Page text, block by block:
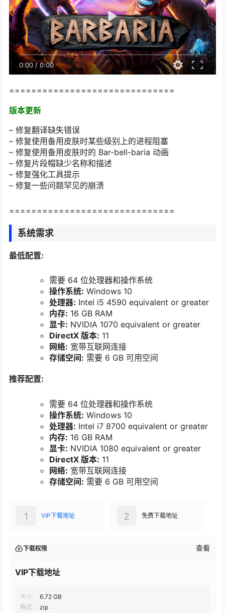
0:00 /0:00
==============================
版本更新
– 修复翻译缺失错误
– 修复使用备用皮肤时某些级别上的进程阻塞
– 修复使用备用皮肤时的 Bar-bell-baria 动画
– 修复片段帽缺少名称和描述
– 修复强化工具提示
– 修复一些问题罕见的崩溃
==============================
系统需求
最低配置:
需要 64 位处理器和操作系统
操作系统: Windows 10
处理器: Intel i5 4590 equivalent or greater
内存: 16 GB RAM
显卡: NVIDIA 1070 equivalent or greater
DirectX 版本: 11
网络: 宽带互联网连接
存储空间: 需要 6 GB 可用空间
推荐配置:
需要 64 位处理器和操作系统
操作系统: Windows 10
处理器: Intel i7 8700 equivalent or greater
内存: 16 GB RAM
显卡: NVIDIA 1080 equivalent or greater
DirectX 版本: 11
网络: 宽带互联网连接
存储空间: 需要 6 GB 可用空间
VIP下载地址
1 免费下载地址
2
下载权限 查看
VIP下载地址
大小：
6.72 GB
格式：
zip